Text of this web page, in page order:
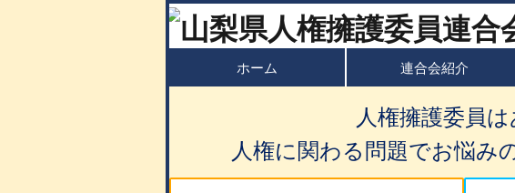
ホーム 連合会紹介
人権擁護委員
人権に関わる問題でお悩み